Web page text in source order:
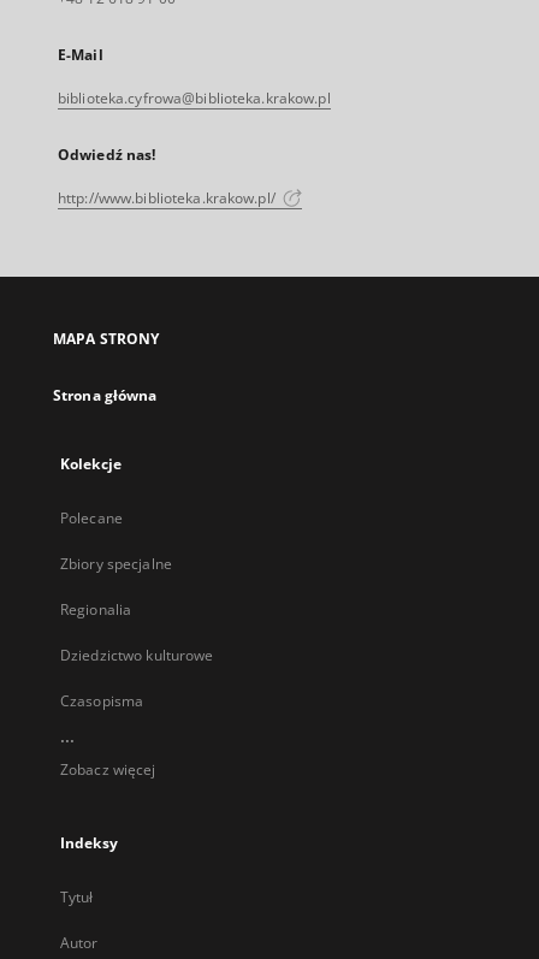
E-Mail
biblioteka.cyfrowa@biblioteka.krakow.pl
Odwiedź nas!
http://www.biblioteka.krakow.pl/
MAPA STRONY
Strona główna
Kolekcje
Polecane
Zbiory specjalne
Regionalia
Dziedzictwo kulturowe
Czasopisma
...
Zobacz więcej
Indeksy
Tytuł
Autor